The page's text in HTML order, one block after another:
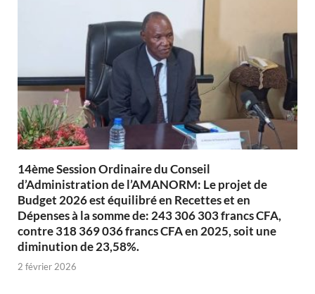
14ème Session Ordinaire du Conseil
d’Administration de l’AMANORM: Le projet de
Budget 2026 est équilibré en Recettes et en
Dépenses à la somme de: 243 306 303 francs CFA,
contre 318 369 036 francs CFA en 2025, soit une
diminution de 23,58%.
2 février 2026